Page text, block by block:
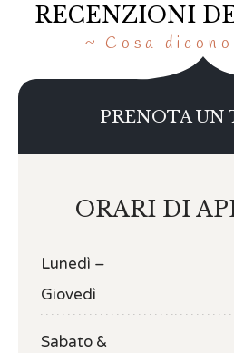
RECENZIONI
Cosa
PRENOTA UN
ORARI DI
Lunedì –
Giovedì
Sabato &